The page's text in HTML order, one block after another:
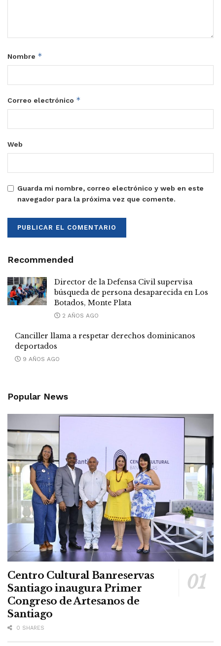
Nombre *
Correo electrónico *
Web
Guarda mi nombre, correo electrónico y web en este
navegador para la próxima vez que comente.
Recommended
Director de la Defensa Civil supervisa
búsqueda de persona desaparecida en Los
Botados, Monte Plata
2 AÑOS AGO
Canciller llama a respetar derechos dominicanos
deportados
9 AÑOS AGO
Popular News
Centro Cultural Banreservas
Santiago inaugura Primer
Congreso de Artesanos de
Santiago
0 SHARES